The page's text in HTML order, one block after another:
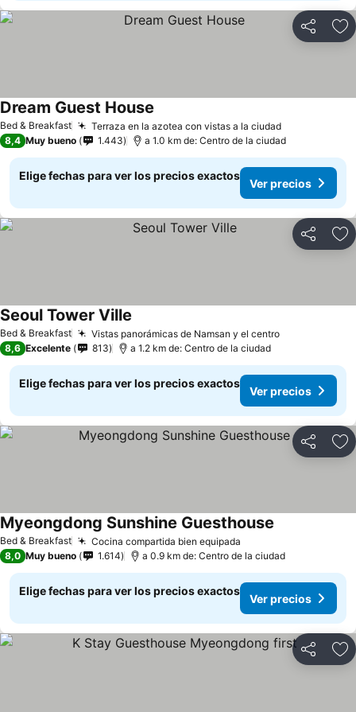
Compartir
Bed & Breakfast Terraza en la azotea con vistas a la ciudadVer precios
Dream Guest House
8,4 Muy bueno 1.443 a 1.0 km de: Centro de la ciudad
Elige fechas para ver los precios exactos
Ver precios
Compartir
Bed & Breakfast Vistas panorámicas de Namsan y el centroVer precios
Seoul Tower Ville
8,6 Excelente 813 a 1.2 km de: Centro de la ciudad
Elige fechas para ver los precios exactos
Ver precios
Compartir
Bed & Breakfast Cocina compartida bien equipada
Myeongdong Sunshine Guesthouse
8,0 Muy bueno 1.614 a 0.9 km de: Centro de la ciudad
Elige fechas para ver los precios exactos
Ver precios
Compartir